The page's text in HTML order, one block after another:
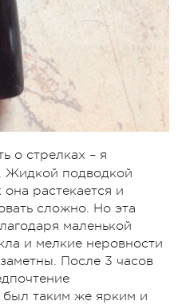
о стрелках – я
Жидкой подводкой
растекается и
сложно. Но эта
маленькой
и мелкие неровности
После 3 часов
был таким же ярким и